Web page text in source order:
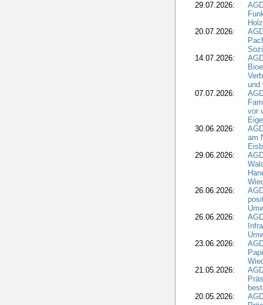
29.07.2026:
20.07.2026:
14.07.2026:
und
07.07.2026:
vor
30.06.2026:
am
29.06.2026:
26.06.2026:
26.06.2026:
23.06.2026:
21.05.2026:
20.05.2026: